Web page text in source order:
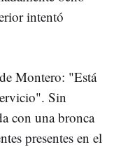
intentó
Montero: "Está
Sin
con una bronca
presentes en el